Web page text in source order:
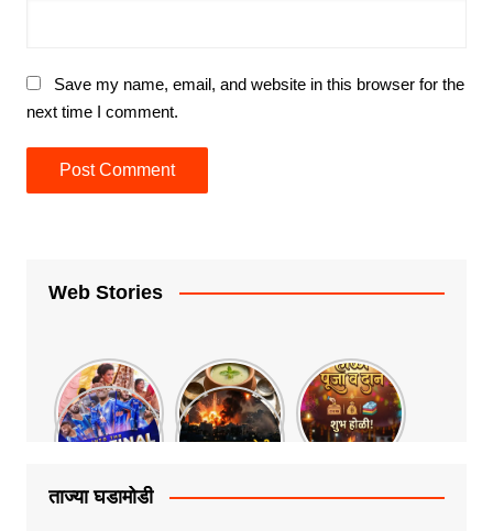
Save my name, email, and website in this browser for the
next time I comment.
Web Stories
ताज्या घडामोडी